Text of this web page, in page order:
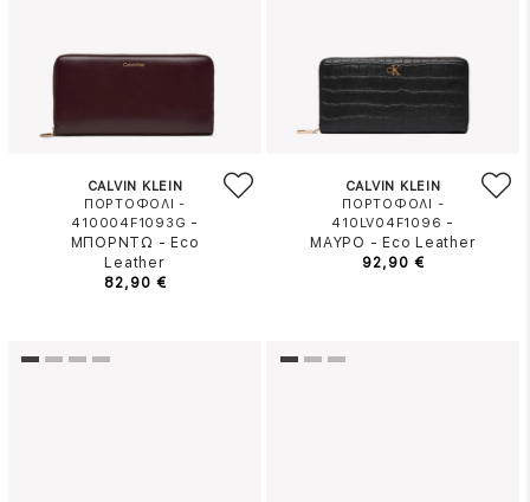
CALVIN KLEIN
ΠΟΡΤΟΦΟΛΙ -
410004F1093G -
ΜΠΟΡΝΤΩ - Eco
Leather
82,90 €
CALVIN KLEIN
ΠΟΡΤΟΦΟΛΙ -
410LV04F1096 -
ΜΑΥΡΟ - Eco Leather
92,90 €